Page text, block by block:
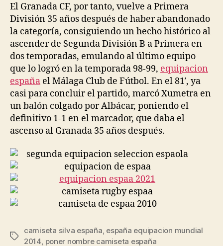
El Granada CF, por tanto, vuelve a Primera
División 35 años después de haber abandonado
la categoría, consiguiendo un hecho histórico al
ascender de Segunda División B a Primera en
dos temporadas, emulando al último equipo
que lo logró en la temporada 98-99, equipacion
españa el Málaga Club de Fútbol. En el 81′, ya
casi para concluir el partido, marcó Xumetra en
un balón colgado por Albácar, poniendo el
definitivo 1-1 en el marcador, que daba el
ascenso al Granada 35 años después.
Etiquetas
camiseta silva españa, españa equipacion mundial
2014, poner nombre camiseta españa